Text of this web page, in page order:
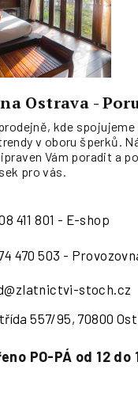
Ostrava -
kde
v oboru šperků.
Vám poradit a
pro vás.
411 801 - E-shop
470 503 -
stoch.cz
557/95, 70800
PO-PÁ od 12 do